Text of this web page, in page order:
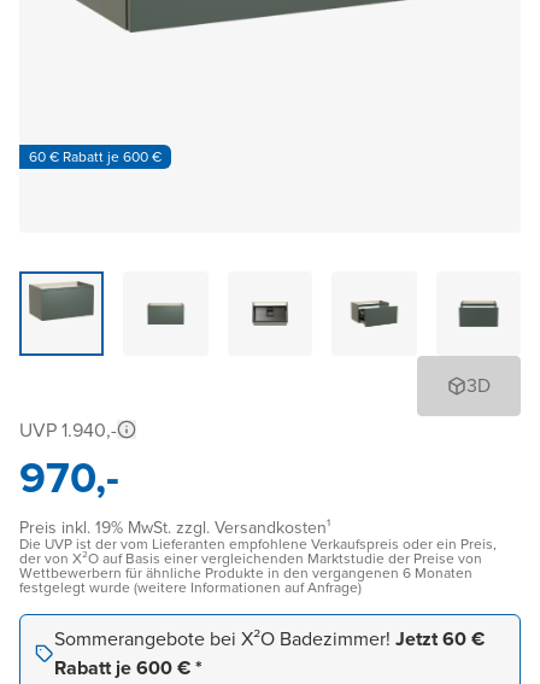
60 € Rabatt je 600 €
3D
UVP 1.940,-
970,-
Preis inkl. 19% MwSt. zzgl. Versandkosten¹
Die UVP ist der vom Lieferanten empfohlene Verkaufspreis oder ein Preis,
der von X²O auf Basis einer vergleichenden Marktstudie der Preise von
Wettbewerbern für ähnliche Produkte in den vergangenen 6 Monaten
festgelegt wurde (weitere Informationen auf Anfrage)
Sommerangebote bei X²O Badezimmer! Jetzt 60 €
Rabatt je 600 € *